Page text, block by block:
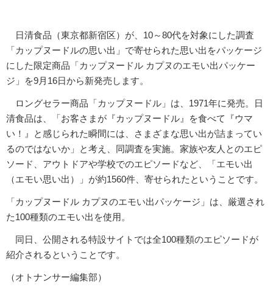
日清食品（東京都新宿区）が、10～80代を対象にした調査
「カップヌードルの思い出」で寄せられた思い出をパッケージ
にした限定商品「カップヌードル カプヌのエモい出パッケー
ジ」を9月16日から新発売します。
ロングセラー商品「カップヌードル」は、1971年に発売。日
清食品は、「お客さまが『カップヌードル』を食べて『ウマ
い！』と感じられた瞬間には、さまざまな思い出が詰まってい
るのではないか」と考え、同調査を実施。家族や友人とのエピ
ソード、アウトドアや学校でのエピソードなど、「エモい出
（エモい思い出）」が約1560件、寄せられたということです。
「カップヌードル カプヌのエモい出パッケージ」は、厳選され
た100種類のエモい出を使用。
同日、公開される特設サイトでは全100種類のエピソードが
紹介されるということです。
（オトナンサー編集部）